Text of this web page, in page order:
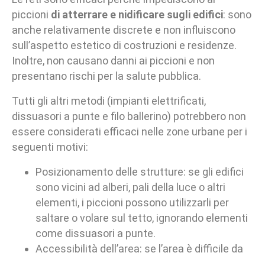
piccioni di atterrare e nidificare sugli edifici: sono
anche relativamente discrete e non influiscono
sull’aspetto estetico di costruzioni e residenze.
Inoltre, non causano danni ai piccioni e non
presentano rischi per la salute pubblica.
Tutti gli altri metodi (impianti elettrificati,
dissuasori a punte e filo ballerino) potrebbero non
essere considerati efficaci nelle zone urbane per i
seguenti motivi:
Posizionamento delle strutture: se gli edifici
sono vicini ad alberi, pali della luce o altri
elementi, i piccioni possono utilizzarli per
saltare o volare sul tetto, ignorando elementi
come dissuasori a punte.
Accessibilità dell’area: se l’area è difficile da